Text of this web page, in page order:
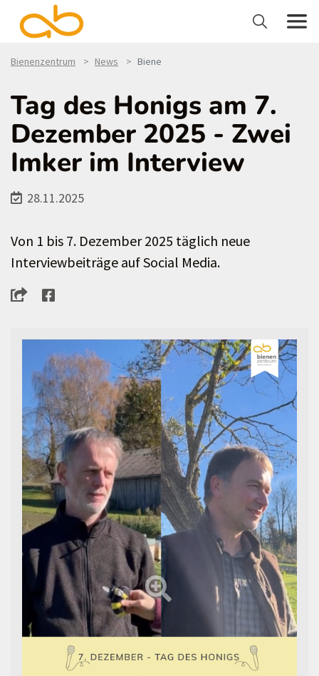
Bienenzentrum News Biene
Tag des Honigs am 7.
Dezember 2025 - Zwei
Imker im Interview
28.11.2025
Von 1 bis 7. Dezember 2025 täglich neue
Interviewbeiträge auf Social Media.